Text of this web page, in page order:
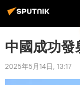
中國成功
2025年5月14日, 13:17